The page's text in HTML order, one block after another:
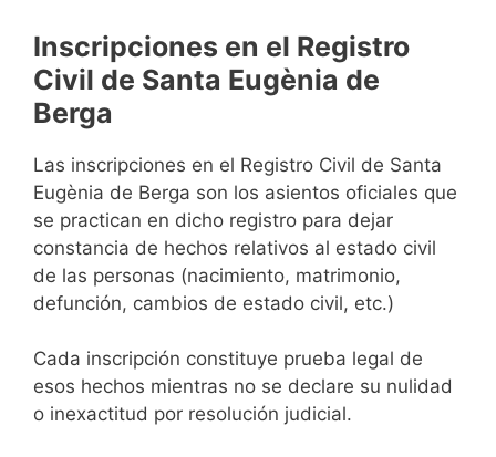
Inscripciones en el Registro
Civil de Santa Eugènia de
Berga
Las inscripciones en el Registro Civil de Santa
Eugènia de Berga son los asientos oficiales que
se practican en dicho registro para dejar
constancia de hechos relativos al estado civil
de las personas (nacimiento, matrimonio,
defunción, cambios de estado civil, etc.)
Cada inscripción constituye prueba legal de
esos hechos mientras no se declare su nulidad
o inexactitud por resolución judicial.